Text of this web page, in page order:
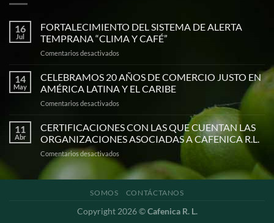
16
Jul
FORTALECIMIENTO DEL SISTEMA DE ALERTA
TEMPRANA “CLIMA Y CAFÉ”
Comentarios desactivados
DEL
SISTEMA
DE
ALERTA
“CLIMA
Y
14
May
CELEBRAMOS 20 AÑOS DE COMERCIO JUSTO EN
AMÉRICA LATINA Y EL CARIBE
Comentarios desactivados
20
AÑOS
DE
COMERCIO
JUSTO
EN
LATINA
Y
EL
11
Abr
CERTIFICACIONES CON LAS QUE CUENTAN LAS
ORGANIZACIONES ASOCIADAS A CAFENICA R.L.
Comentarios desactivados
CERTIFICACIONES
CON
QUE
LAS
SOMOS CONTÁCTANOS
Copyright 2026 ©Cafenica R. L.